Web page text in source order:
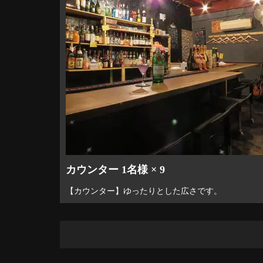
カウンター 1名様 × 9
【カウンター】ゆったりとした広さです。